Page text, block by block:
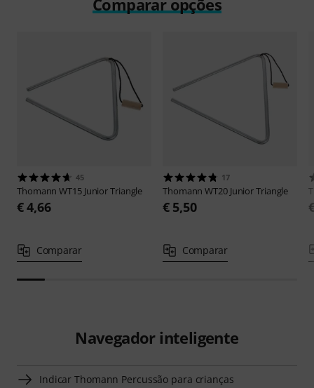
45
ThomannWT15 Junior Triangle
€ 4,66
Comparar
17
ThomannWT20 Junior Triangle
€ 5,50
Comparar
Navegador inteligente
Indicar Thomann Percussão para crianças